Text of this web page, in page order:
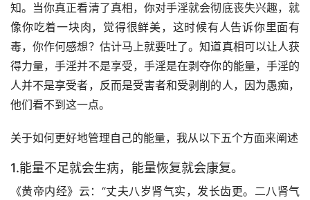
知。当你真正看清了真相，你对手淫就会彻底丧失兴趣，就
像你吃着一块肉，觉得很鲜美，这时候有人告诉你里面有
毒，你作何感想？估计马上就要吐了。知道真相可以让人获
得力量，手淫并不是享受，手淫是在剥夺你的能量，手淫的
人并不是享受者，反而是受害者和受剥削的人，因为愚痴，
他们看不到这一点。
关于如何更好地管理自己的能量，我从以下五个方面来阐述
1.能量不足就会生病，能量恢复就会康复。
《黄帝内经》云：“丈夫八岁肾气实，发长齿更。二八肾气